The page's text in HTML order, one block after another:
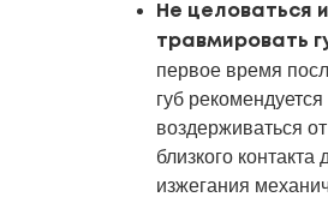
Не целоваться
травмировать
первое время
губ рекомендуется
воздерживаться
близкого контакта
изжегания